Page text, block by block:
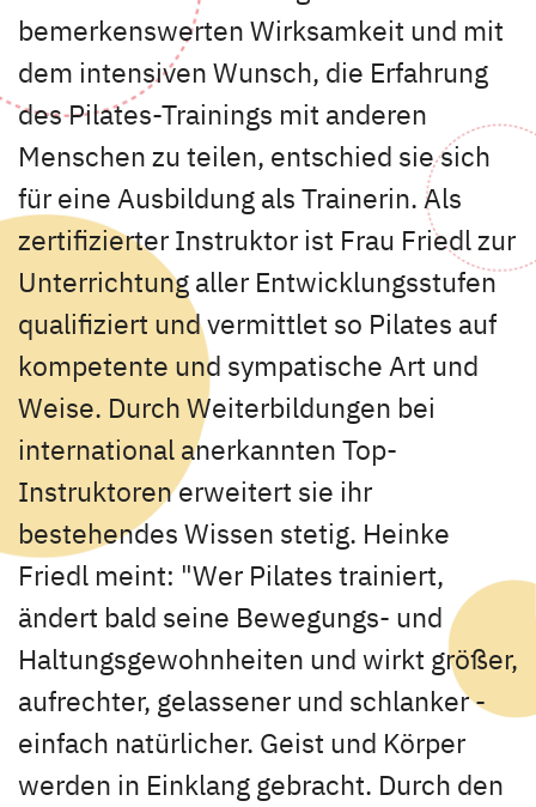
bemerkenswerten Wirksamkeit und mit
dem intensiven Wunsch, die Erfahrung
des Pilates-Trainings mit anderen
Menschen zu teilen, entschied sie sich
für eine Ausbildung als Trainerin. Als
zertifizierter Instruktor ist Frau Friedl zur
Unterrichtung aller Entwicklungsstufen
qualifiziert und vermittlet so Pilates auf
kompetente und sympatische Art und
Weise. Durch Weiterbildungen bei
international anerkannten Top-
Instruktoren erweitert sie ihr
bestehendes Wissen stetig. Heinke
Friedl meint: "Wer Pilates trainiert,
ändert bald seine Bewegungs- und
Haltungsgewohnheiten und wirkt größer,
aufrechter, gelassener und schlanker -
einfach natürlicher. Geist und Körper
werden in Einklang gebracht. Durch den